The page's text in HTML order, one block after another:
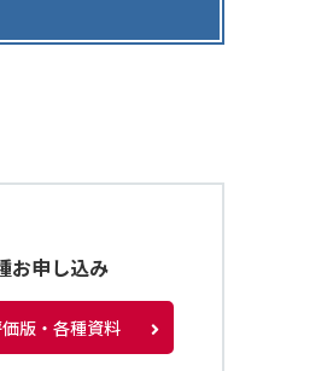
お申し込み
版・各種資料